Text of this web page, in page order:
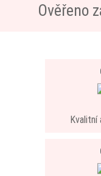
Ověřeno
Kvalitní